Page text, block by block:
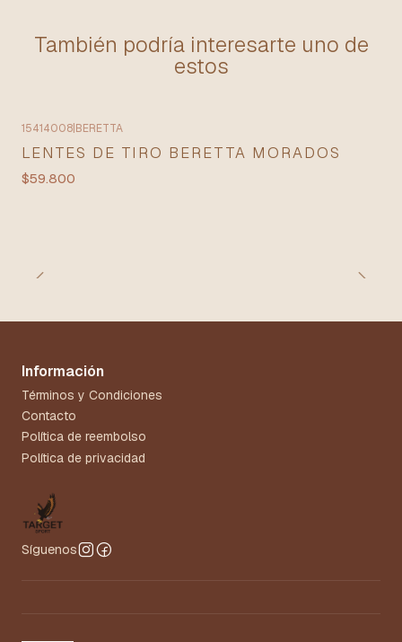
También podría interesarte uno de
estos
15414008 BERETTA
LENTES DE TIRO BERETTA MORADOS
$59.800
Información
Términos y Condiciones
Contacto
Política de reembolso
Política de privacidad
Síguenos